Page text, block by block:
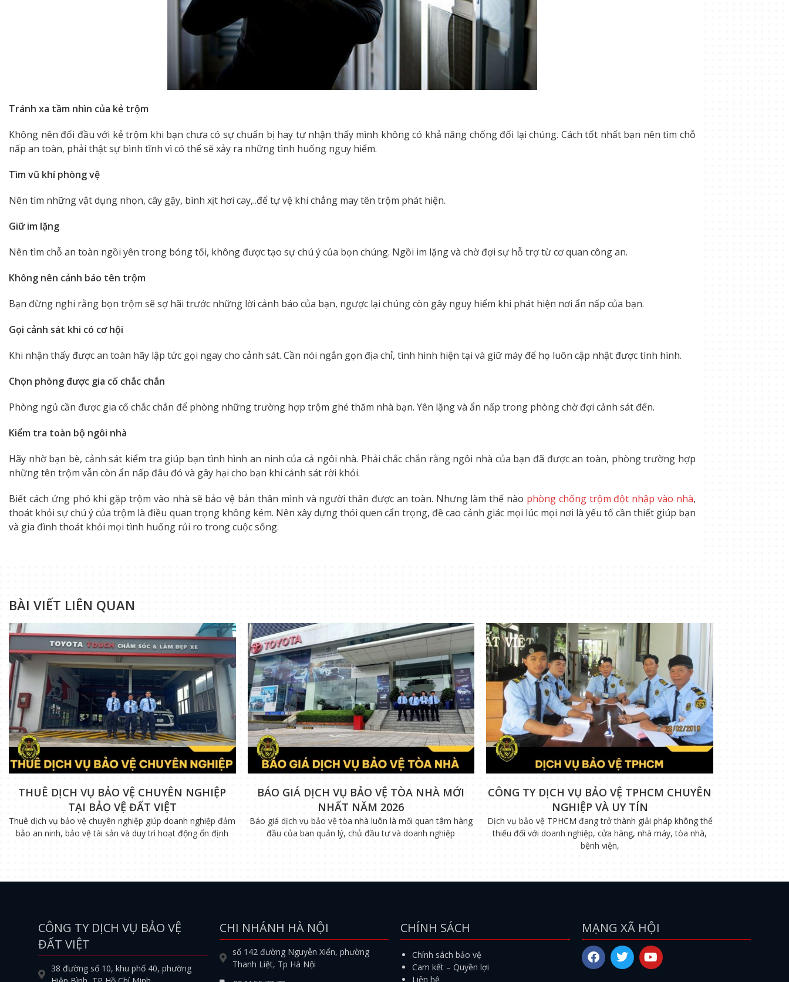
Tránh xa tầm nhìn của kẻ trộm
Không nên đối đầu với kẻ trộm khi bạn chưa có sự chuẩn bị hay tự nhận thấy mình không có khả năng chống đối lại chúng. Cách tốt nhất bạn nên tìm chỗ
nấp an toàn, phải thật sự bình tĩnh vì có thể sẽ xảy ra những tình huống nguy hiểm.
Tìm vũ khí phòng vệ
Nên tìm những vật dụng nhọn, cây gậy, bình xịt hơi cay,..để tự vệ khi chẳng may tên trộm phát hiện.
Giữ im lặng
Nên tìm chỗ an toàn ngồi yên trong bóng tối, không được tạo sự chú ý của bọn chúng. Ngồi im lặng và chờ đợi sự hỗ trợ từ cơ quan công an.
Không nên cảnh báo tên trộm
Bạn đừng nghi rằng bọn trộm sẽ sợ hãi trước những lời cảnh báo của bạn, ngược lại chúng còn gây nguy hiểm khi phát hiện nơi ẩn nấp của bạn.
Gọi cảnh sát khi có cơ hội
Khi nhận thấy được an toàn hãy lập tức gọi ngay cho cảnh sát. Cần nói ngắn gọn địa chỉ, tình hình hiện tại và giữ máy để họ luôn cập nhật được tình hình.
Chọn phòng được gia cố chắc chắn
Phòng ngủ cần được gia cố chắc chắn để phòng những trường hợp trộm ghé thăm nhà bạn. Yên lặng và ẩn nấp trong phòng chờ đợi cảnh sát đến.
Kiểm tra toàn bộ ngôi nhà
Hãy nhờ bạn bè, cảnh sát kiểm tra giúp bạn tình hình an ninh của cả ngôi nhà. Phải chắc chắn rằng ngôi nhà của bạn đã được an toàn, phòng trường hợp
những tên trộm vẫn còn ẩn nấp đâu đó và gây hại cho bạn khi cảnh sát rời khỏi.
Biết cách ứng phó khi gặp trộm vào nhà sẽ bảo vệ bản thân mình và người thân được an toàn. Nhưng làm thế nào phòng chống trộm đột nhập vào nhà,
thoát khỏi sự chú ý của trộm là điều quan trọng không kém. Nên xây dựng thói quen cẩn trọng, đề cao cảnh giác mọi lúc mọi nơi là yếu tố cần thiết giúp bạn
và gia đình thoát khỏi mọi tình huống rủi ro trong cuộc sống.
BÀI VIẾT LIÊN QUAN
THUÊ DỊCH VỤ BẢO VỆ CHUYÊN NGHIỆP
TẠI BẢO VỆ ĐẤT VIỆT
Thuê dịch vụ bảo vệ chuyên nghiệp giúp doanh nghiệp đảm
bảo an ninh, bảo vệ tài sản và duy trì hoạt động ổn định
BÁO GIÁ DỊCH VỤ BẢO VỆ TÒA NHÀ MỚI
NHẤT NĂM 2026
Báo giá dịch vụ bảo vệ tòa nhà luôn là mối quan tâm hàng
đầu của ban quản lý, chủ đầu tư và doanh nghiệp
CÔNG TY DỊCH VỤ BẢO VỆ TPHCM CHUYÊN
NGHIỆP VÀ UY TÍN
Dịch vụ bảo vệ TPHCM đang trở thành giải pháp không thể
thiếu đối với doanh nghiệp, cửa hàng, nhà máy, tòa nhà,
bệnh viện,
CÔNG TY DỊCH VỤ BẢO VỆ
ĐẤT VIỆT
38 đường số 10, khu phố 40, phường
CHI NHÁNH HÀ NỘI
số 142 đường Nguyễn Xiển, phường
Thanh Liệt, Tp Hà Nội
CHÍNH SÁCH
Chính sách bảo vệ
Cam kết – Quyền lợi
Liên hệ
MẠNG XÃ HỘI